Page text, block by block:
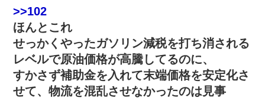
>>102
ほんとこれ
せっかくやったガソリン減税を打ち消される
レベルで原油価格が高騰してるのに、
すかさず補助金を入れて末端価格を安定化さ
せて、物流を混乱させなかったのは見事